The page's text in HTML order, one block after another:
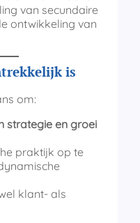
van secundaire
ontwikkeling van
is
om:
strategie en groei
praktijk op te
klant- als